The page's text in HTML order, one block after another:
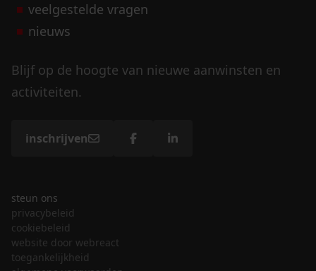
veelgestelde vragen
nieuws
Blijf op de hoogte van nieuwe aanwinsten en
activiteiten.
inschrijven
steun ons
privacybeleid
cookiebeleid
website door webreact
toegankelijkheid